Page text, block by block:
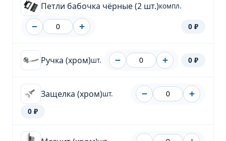
Петли бабочка чёрные (2 шт.)компл.
− + 0 ₽
Ручка (хром)шт. − + 0 ₽
Защелка (хром)шт. − +
0 ₽